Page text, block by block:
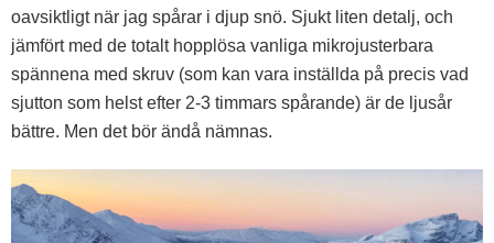
oavsiktligt när jag spårar i djup snö. Sjukt liten detalj, och
jämfört med de totalt hopplösa vanliga mikrojusterbara
spännena med skruv (som kan vara inställda på precis vad
sjutton som helst efter 2-3 timmars spårande) är de ljusår
bättre. Men det bör ändå nämnas.